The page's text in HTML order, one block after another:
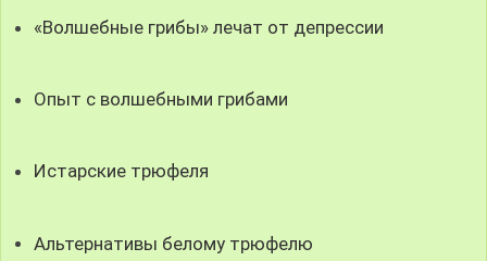
«Волшебные грибы» лечат от депрессии
Опыт с волшебными грибами
Истарские трюфеля
Альтернативы белому трюфелю